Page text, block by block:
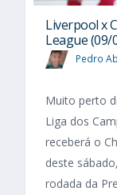
Liverpool x
League (09/
Pedro
Muito perto
Liga dos
receberá o
deste
rodada da